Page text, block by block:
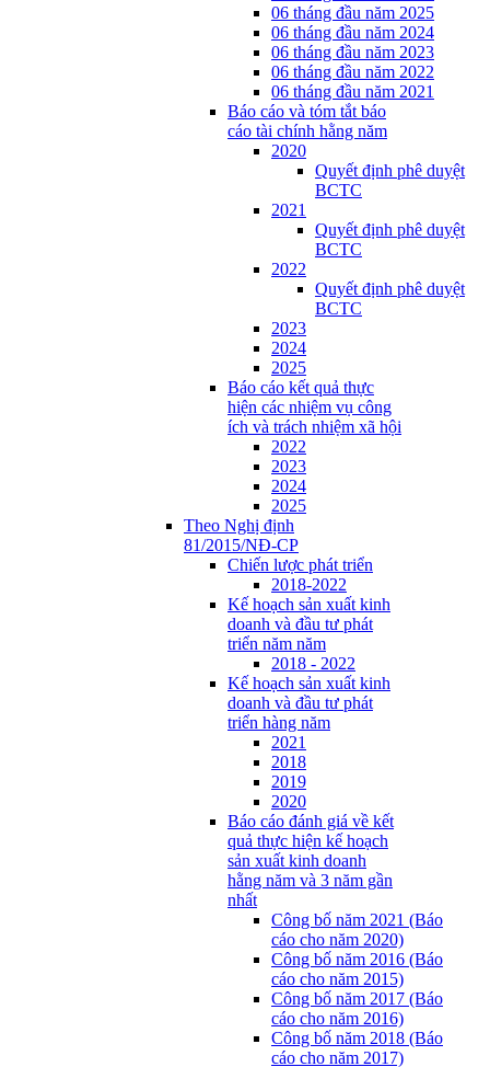
06 tháng đầu năm 2025
06 tháng đầu năm 2024
06 tháng đầu năm 2023
06 tháng đầu năm 2022
06 tháng đầu năm 2021
Báo cáo và tóm tắt báo
cáo tài chính hằng năm
2020
Quyết định phê duyệt
BCTC
2021
Quyết định phê duyệt
BCTC
2022
Quyết định phê duyệt
BCTC
2023
2024
2025
Báo cáo kết quả thực
hiện các nhiệm vụ công
ích và trách nhiệm xã hội
2022
2023
2024
2025
Theo Nghị định
81/2015/NĐ-CP
Chiến lược phát triển
2018-2022
Kế hoạch sản xuất kinh
doanh và đầu tư phát
triển năm năm
2018 - 2022
Kế hoạch sản xuất kinh
doanh và đầu tư phát
triển hàng năm
2021
2018
2019
2020
Báo cáo đánh giá về kết
quả thực hiện kế hoạch
sản xuất kinh doanh
hằng năm và 3 năm gần
nhất
Công bố năm 2021 (Báo
cáo cho năm 2020)
Công bố năm 2016 (Báo
cáo cho năm 2015)
Công bố năm 2017 (Báo
cáo cho năm 2016)
Công bố năm 2018 (Báo
cáo cho năm 2017)